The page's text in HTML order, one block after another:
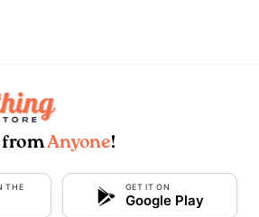
Anyone!
THE GET IT ON
Google Play